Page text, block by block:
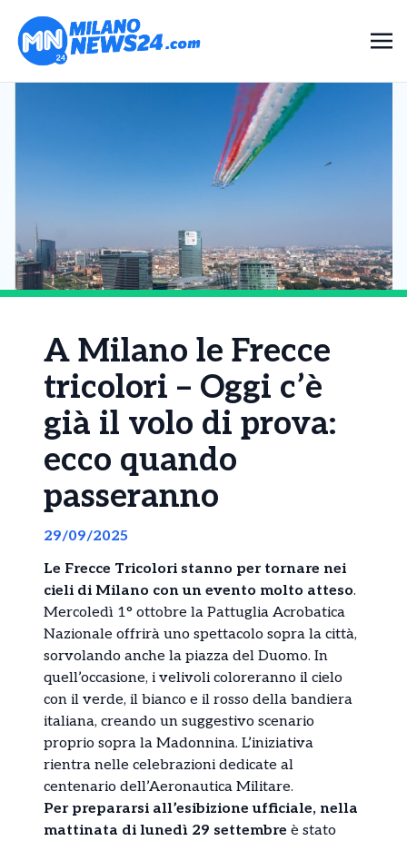
A Milano le Frecce
tricolori – Oggi c’è
già il volo di prova:
ecco quando
passeranno
29/09/2025
Le Frecce Tricolori stanno per tornare nei
cieli di Milano con un evento molto atteso.
Mercoledì 1° ottobre la Pattuglia Acrobatica
Nazionale offrirà uno spettacolo sopra la città,
sorvolando anche la piazza del Duomo. In
quell’occasione, i velivoli coloreranno il cielo
con il verde, il bianco e il rosso della bandiera
italiana, creando un suggestivo scenario
proprio sopra la Madonnina. L’iniziativa
rientra nelle celebrazioni dedicate al
centenario dell’Aeronautica Militare.
Per prepararsi all’esibizione ufficiale, nella
mattinata di lunedì 29 settembre è stato